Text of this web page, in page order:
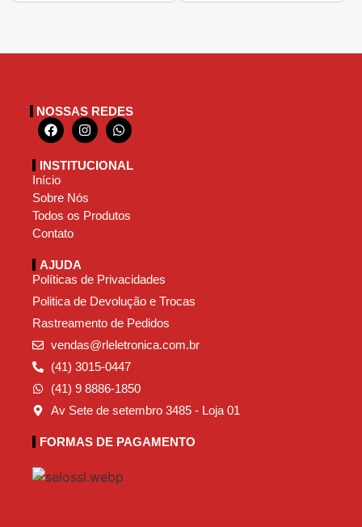
NOSSAS REDES
INSTITUCIONAL
Início
Sobre Nós
Todos os Produtos
Contato
AJUDA
Políticas de Privacidades
Politica de Devolução e Trocas
Rastreamento de Pedidos
vendas@rleletronica.com.br
(41) 3015-0447
(41) 9 8886-1850
Av Sete de setembro 3485 - Loja 01
FORMAS DE PAGAMENTO